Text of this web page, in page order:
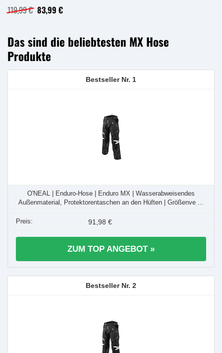
119,99€ Ursprünglicher
Preis
83,99 €Aktueller
Preis
Das sind die beliebtesten MX Hose
Produkte
1
O'NEAL | Enduro-Hose | Enduro MX | Wasserabweisendes
Außenmaterial, Protektorentaschen an den Hüften | Größenve ...
91,98 €
ZUM TOP ANGEBOT »
2